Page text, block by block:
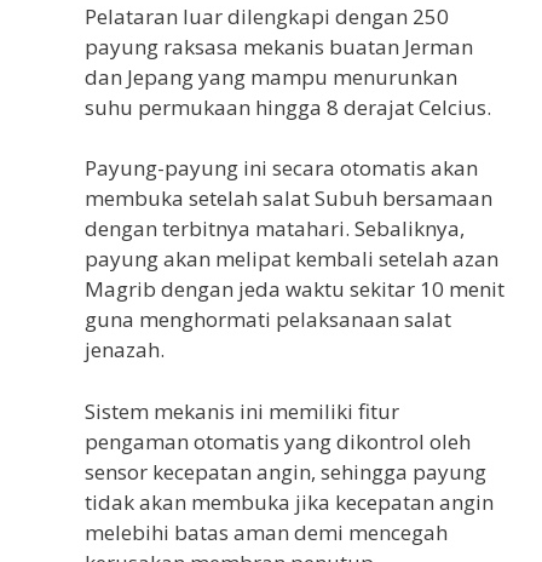
Pelataran luar dilengkapi dengan 250
payung raksasa mekanis buatan Jerman
dan Jepang yang mampu menurunkan
suhu permukaan hingga 8 derajat Celcius.
Payung-payung ini secara otomatis akan
membuka setelah salat Subuh bersamaan
dengan terbitnya matahari. Sebaliknya,
payung akan melipat kembali setelah azan
Magrib dengan jeda waktu sekitar 10 menit
guna menghormati pelaksanaan salat
jenazah.
Sistem mekanis ini memiliki fitur
pengaman otomatis yang dikontrol oleh
sensor kecepatan angin, sehingga payung
tidak akan membuka jika kecepatan angin
melebihi batas aman demi mencegah